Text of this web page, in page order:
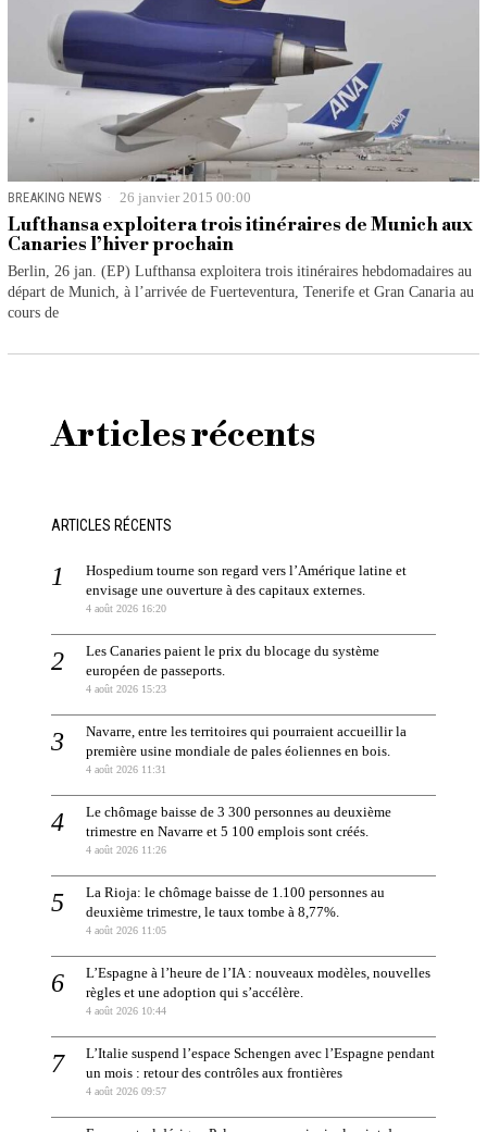
BREAKING NEWS 26 janvier 2015 00:00
Lufthansa exploitera trois itinéraires de Munich aux
Canaries l’hiver prochain
Berlin, 26 jan. (EP) Lufthansa exploitera trois itinéraires hebdomadaires au
départ de Munich, à l’arrivée de Fuerteventura, Tenerife et Gran Canaria au
cours de
Articles récents
ARTICLES RÉCENTS
Hospedium tourne son regard vers l’Amérique latine et
envisage une ouverture à des capitaux externes.
4 août 2026 16:20
Les Canaries paient le prix du blocage du système
européen de passeports.
4 août 2026 15:23
Navarre, entre les territoires qui pourraient accueillir la
première usine mondiale de pales éoliennes en bois.
4 août 2026 11:31
Le chômage baisse de 3 300 personnes au deuxième
trimestre en Navarre et 5 100 emplois sont créés.
4 août 2026 11:26
La Rioja: le chômage baisse de 1.100 personnes au
deuxième trimestre, le taux tombe à 8,77%.
4 août 2026 11:05
L’Espagne à l’heure de l’IA : nouveaux modèles, nouvelles
règles et une adoption qui s’accélère.
4 août 2026 10:44
L’Italie suspend l’espace Schengen avec l’Espagne pendant
un mois : retour des contrôles aux frontières
4 août 2026 09:57